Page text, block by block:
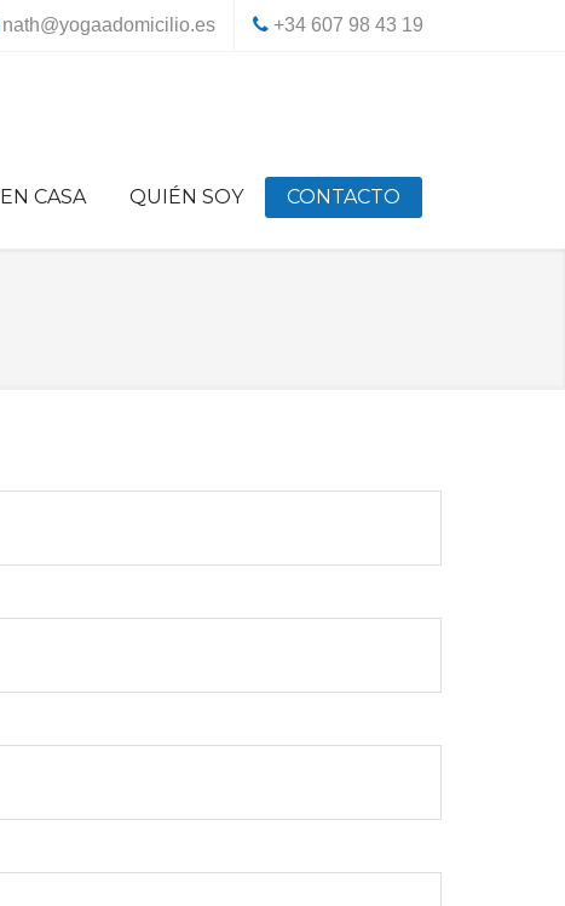
nath@yogaadomicilio.es +34 607 98 43 19
EN CASA QUIÉN SOY CONTACTO